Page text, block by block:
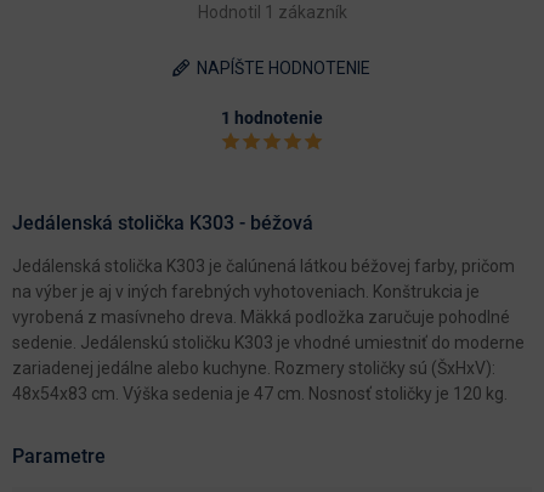
Hodnotil 1 zákazník
NAPÍŠTE HODNOTENIE
1 hodnotenie
Jedálenská stolička K303 - béžová
Jedálenská stolička K303 je čalúnená látkou béžovej farby, pričom
na výber je aj v iných farebných vyhotoveniach. Konštrukcia je
vyrobená z masívneho dreva. Mäkká podložka zaručuje pohodlné
sedenie. Jedálenskú stoličku K303 je vhodné umiestniť do moderne
zariadenej jedálne alebo kuchyne. Rozmery stoličky sú (ŠxHxV):
48x54x83 cm. Výška sedenia je 47 cm. Nosnosť stoličky je 120 kg.
Parametre